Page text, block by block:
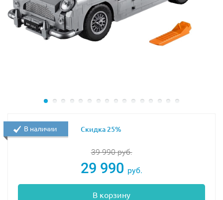
39 990руб.
29 990 руб.
В корзину
В наличии Скидка 25%